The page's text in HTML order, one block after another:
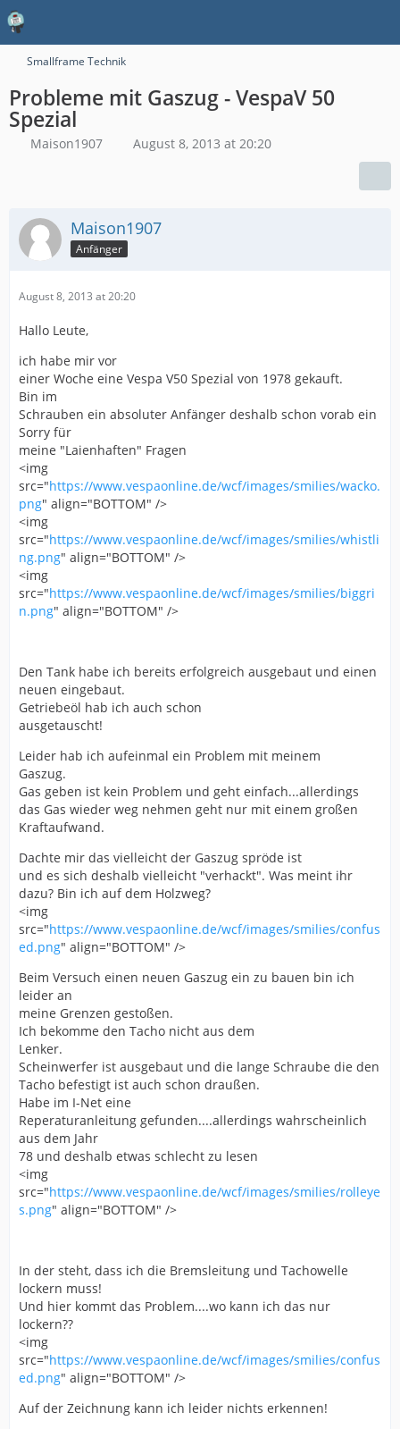
Smallframe Technik
Probleme mit Gaszug - VespaV 50
Spezial
Maison1907 August 8, 2013 at 20:20
Maison1907
Anfänger
August 8, 2013 at 20:20
Hallo Leute,
ich habe mir vor
einer Woche eine Vespa V50 Spezial von 1978 gekauft.
Bin im
Schrauben ein absoluter Anfänger deshalb schon vorab ein
Sorry für
meine "Laienhaften" Fragen
<img
src="https://www.vespaonline.de/wcf/images/smilies/wacko.
png" align="BOTTOM" />
<img
src="https://www.vespaonline.de/wcf/images/smilies/whistli
ng.png" align="BOTTOM" />
<img
src="https://www.vespaonline.de/wcf/images/smilies/biggri
n.png" align="BOTTOM" />
Den Tank habe ich bereits erfolgreich ausgebaut und einen
neuen eingebaut.
Getriebeöl hab ich auch schon
ausgetauscht!
Leider hab ich aufeinmal ein Problem mit meinem
Gaszug.
Gas geben ist kein Problem und geht einfach...allerdings
das Gas wieder weg nehmen geht nur mit einem großen
Kraftaufwand.
Dachte mir das vielleicht der Gaszug spröde ist
und es sich deshalb vielleicht "verhackt". Was meint ihr
dazu? Bin ich auf dem Holzweg?
<img
src="https://www.vespaonline.de/wcf/images/smilies/confus
ed.png" align="BOTTOM" />
Beim Versuch einen neuen Gaszug ein zu bauen bin ich
leider an
meine Grenzen gestoßen.
Ich bekomme den Tacho nicht aus dem
Lenker.
Scheinwerfer ist ausgebaut und die lange Schraube die den
Tacho befestigt ist auch schon draußen.
Habe im I-Net eine
Reperaturanleitung gefunden....allerdings wahrscheinlich
aus dem Jahr
78 und deshalb etwas schlecht zu lesen
<img
src="https://www.vespaonline.de/wcf/images/smilies/rolleye
s.png" align="BOTTOM" />
In der steht, dass ich die Bremsleitung und Tachowelle
lockern muss!
Und hier kommt das Problem....wo kann ich das nur
lockern??
<img
src="https://www.vespaonline.de/wcf/images/smilies/confus
ed.png" align="BOTTOM" />
Auf der Zeichnung kann ich leider nichts erkennen!